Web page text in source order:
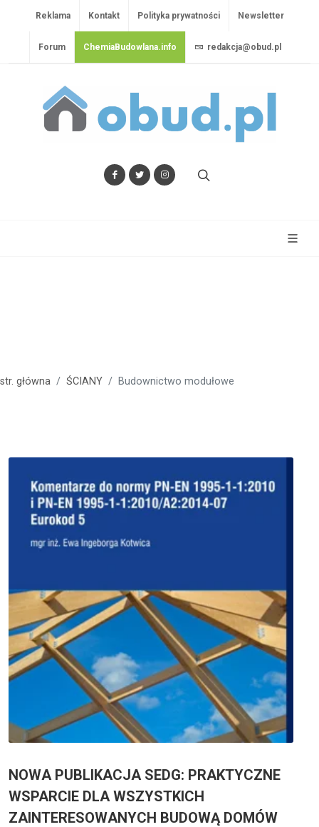
Reklama Kontakt Polityka prywatności Newsletter
Forum ChemiaBudowlana.info redakcja@obud.pl
str. główna ŚCIANY Budownictwo modułowe
NOWA PUBLIKACJA SEDG: PRAKTYCZNE
WSPARCIE DLA WSZYSTKICH
ZAINTERESOWANYCH BUDOWĄ DOMÓW